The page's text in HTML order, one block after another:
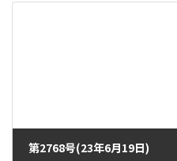
第2768号(23年6月19日)